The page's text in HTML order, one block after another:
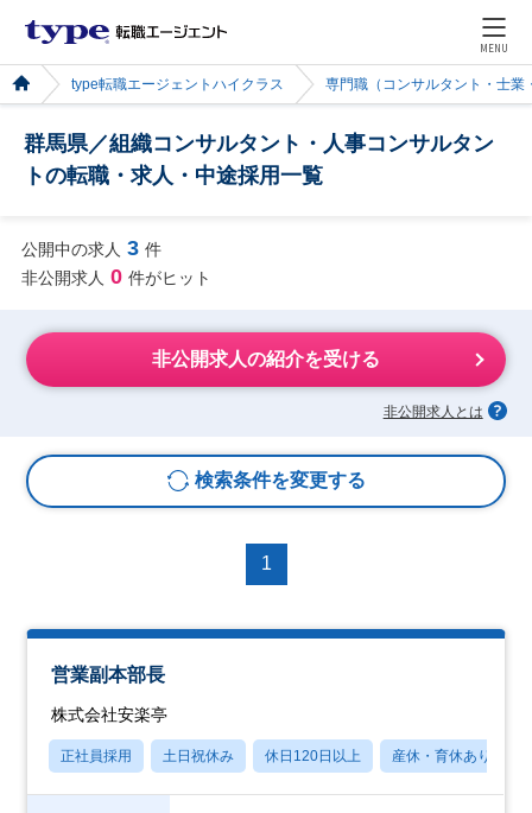
MENU
type転職エージェントハイクラス 専門職（コンサルタント・士業
群馬県／組織コンサルタント・人事コンサルタン
トの転職・求人・中途採用一覧
公開中の求人 3 件
非公開求人 0 件がヒット
非公開求人の紹介を受ける
非公開求人とは
検索条件を変更する
1
営業副本部長
株式会社安楽亭
正社員採用 土日祝休み 休日120日以上 産休・育休あり